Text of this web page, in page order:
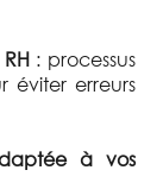
: processus
éviter erreurs
à vos